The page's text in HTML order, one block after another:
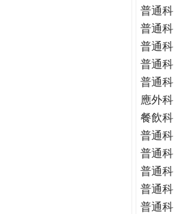
普通科
普通科
普通科
普通科
普通科
應外科
餐飲科
普通科
普通科
普通科
普通科
普通科